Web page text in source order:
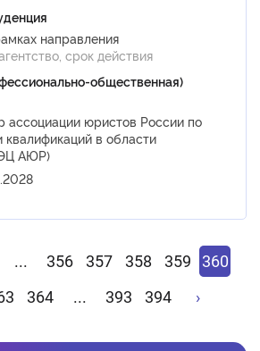
направления
срок действия
общественная)
ассоциации юристов России по
квалификаций в области
АЮР)
... 356 357 358 359
360
364 ... 393 394 ›